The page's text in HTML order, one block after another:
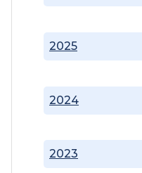
2023
2024
2025